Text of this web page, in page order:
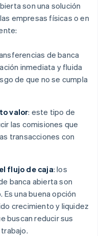
son una solución
empresas físicas o en
de banca
inmediata y fluida
de que no se cumpla
valor: este tipo de
las comisiones que
transacciones con
flujo de caja: los
banca abierta son
una buena opción
crecimiento y liquidez
buscan reducir sus